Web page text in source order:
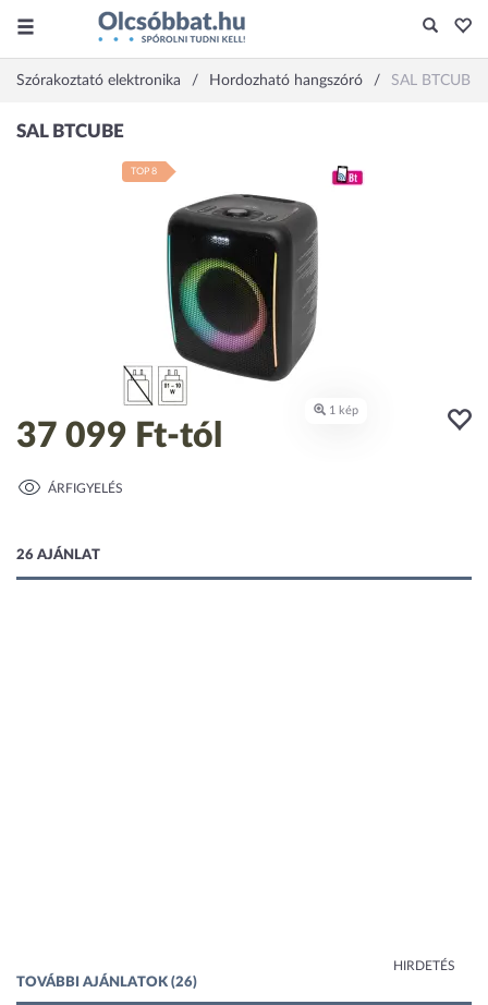
Szórakoztató elektronika Hordozható hangszóró SAL BTCUBE
TOP 8
37 099 Ft-tól
ÁRFIGYELÉS
26 AJÁNLAT
HIRDETÉS
TOVÁBBI AJÁNLATOK (26)